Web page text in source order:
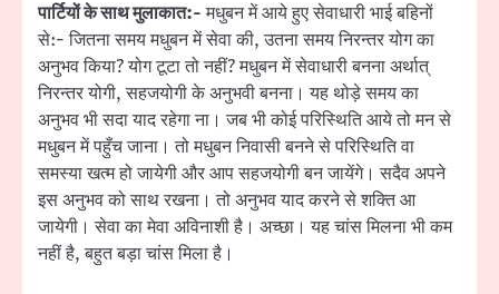
पार्टियों के साथ मुलाकात:-मधुबन में आये हुए सेवाधारी भाई बहिनों
से:- जितना समय मधुबन में सेवा की, उतना समय निरन्तर योग का
अनुभव किया? योग टूटा तो नहीं? मधुबन में सेवाधारी बनना अर्थात्
निरन्तर योगी, सहजयोगी के अनुभवी बनना। यह थोड़े समय का
अनुभव भी सदा याद रहेगा ना। जब भी कोई परिस्थिति आये तो मन से
मधुबन में पहुँच जाना। तो मधुबन निवासी बनने से परिस्थिति वा
समस्या खत्म हो जायेगी और आप सहजयोगी बन जायेंगे। सदैव अपने
इस अनुभव को साथ रखना। तो अनुभव याद करने से शक्ति आ
जायेगी। सेवा का मेवा अविनाशी है। अच्छा। यह चांस मिलना भी कम
नहीं है, बहुत बड़ा चांस मिला है।